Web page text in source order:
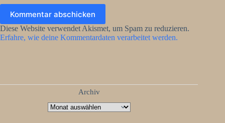
Kommentar abschicken
Diese Website verwendet Akismet, um Spam zu reduzieren.
Erfahre, wie deine Kommentardaten verarbeitet werden.
Archiv